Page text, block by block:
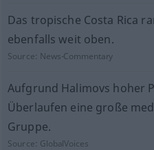
Das tropische Costa Rica
ebenfalls weit oben.
Source: News-Commentary
Aufgrund Halimovs hoher
Überlaufen eine große
Gruppe.
Source: GlobalVoices